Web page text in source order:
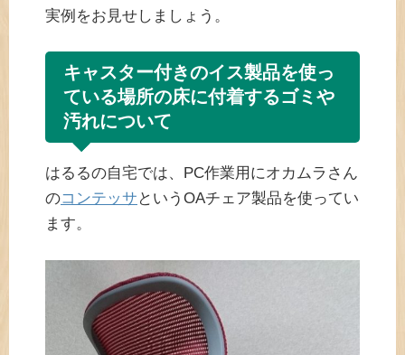
実例をお見せしましょう。
キャスター付きのイス製品を使っ
ている場所の床に付着するゴミや
汚れについて
はるるの自宅では、PC作業用にオカムラさん
のコンテッサ というOAチェア製品を使ってい
ます。